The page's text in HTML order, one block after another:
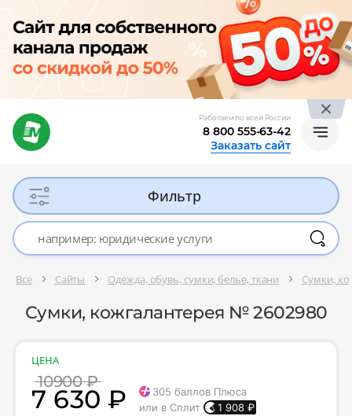
Работаем по всей России
8 800 555-63-42
Заказать сайт
Фильтр
Все Сайты Одежда, обувь, сумки, белье, ткани Сумки,
Сумки, кожгалантерея № 2602980
ЦЕНА
10900 ₽
7 630 ₽ 305 баллов Плюса
или в Сплит
1 908 ₽